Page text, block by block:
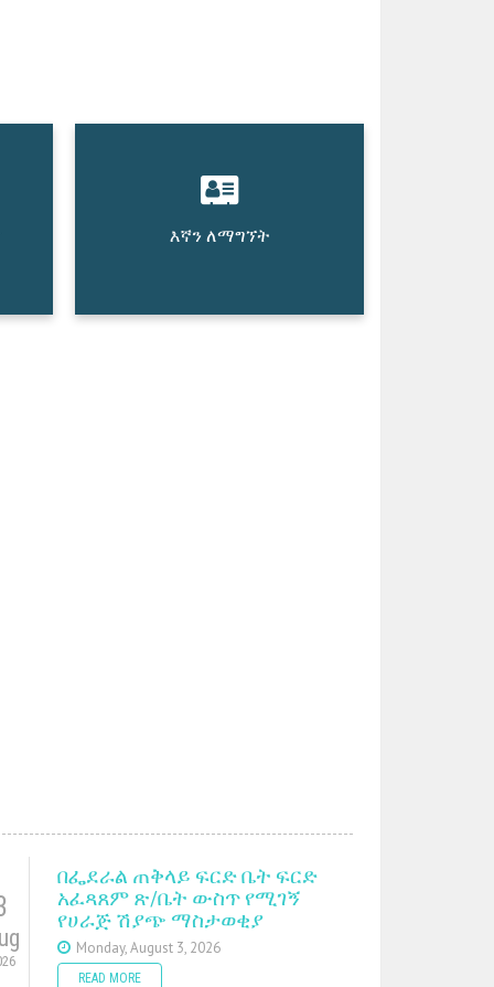
እኛን ለማግኘት
በፌደራል ጠቅላይ ፍርድ ቤት ፍርድ
አፈጻጸም ጽ/ቤት ውስጥ የሚገኝ
የሀራጅ ሽያጭ ማስታወቂያ
Monday, August 3, 2026
READ MORE